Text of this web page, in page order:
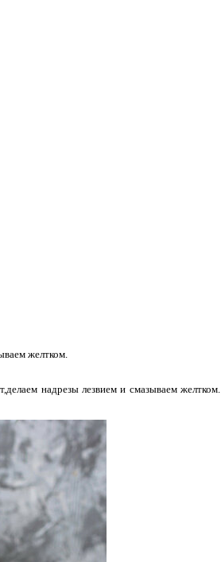
желтком.
надрезы лезвием и смазываем желтком.